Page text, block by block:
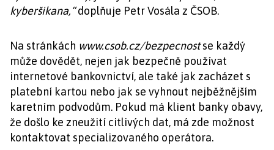
kyberšikana,“doplňuje Petr Vosála z ČSOB.
Na stránkách www.csob.cz/bezpecnostse každý
může dovědět, nejen jak bezpečně používat
internetové bankovnictví, ale také jak zacházet s
platební kartou nebo jak se vyhnout nejběžnějším
karetním podvodům. Pokud má klient banky obavy,
že došlo ke zneužití citlivých dat, má zde možnost
kontaktovat specializovaného operátora.